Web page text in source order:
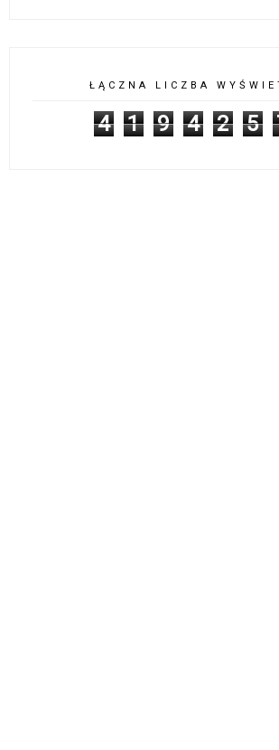
ŁĄCZNA LICZBA
4 1 9 4 2 5